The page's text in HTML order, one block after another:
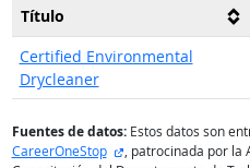
Título
Certified Environmental
Drycleaner
Fuentes de datos:Estos datos son
CareerOneStop
sitio externo
, patrocinada por la